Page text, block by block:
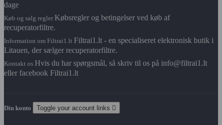
dage
Køb og salg regler Købsregler og betingelser ved køb af
recuperatorfiltre.
Information om Filtrai1.lt Filtrai1.lt - en specialiseret elektronisk butik i
Litauen, der sælger recuperatorfiltre.
Kontakt os Hvis du har spørgsmål, så skriv til os på info@filtrai1.lt
eller facebook Filtrai1.lt
Din konto Toggle your account links 